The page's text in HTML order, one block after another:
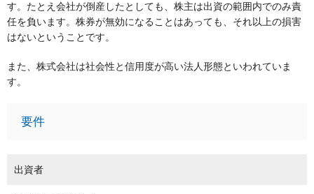
す。たとえ会社が倒産したとしても、株主は出資の範囲内でのみ責
任を負います。株券が無効になることはあっても、それ以上の損害
はないということです。
また、株式会社は社会性と信用度が高い法人形態といわれていま
す。
要件
出資者